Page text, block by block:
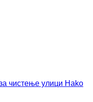
чистење улици Hako